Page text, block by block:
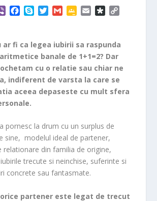
V
e
r
e
o
o
k
p
e
T
t
e
r
G
i
G
g
e
C
l
a
r
o
m
i
D
s
p
o
r
a
y
n
ar fi ca legea iubirii sa raspunda
banale de 1+1=2? Dar
cu o relatie sau chiar ne
indiferent de varsta la care se
aceea depaseste cu mult sfera
pornesc la drum cu un surplus de
sine, modelul ideal de partener,
relationare din familia de origine,
trecute si neinchise, suferinte si
concrete sau fantasmate.
partener este legat de trecut